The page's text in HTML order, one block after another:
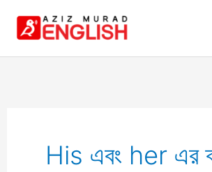
His এবং her এর